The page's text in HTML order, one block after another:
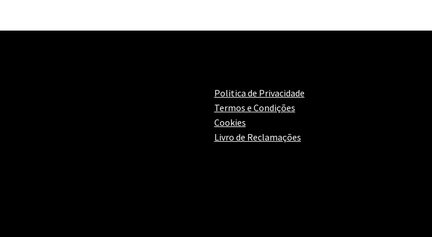
Politica de Privacidade
Termos e Condições
Cookies
Livro de Reclamações